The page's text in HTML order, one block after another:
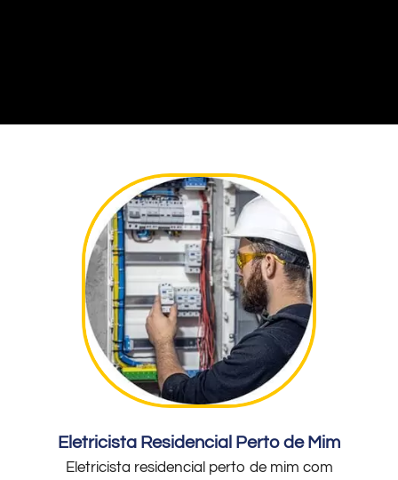
Eletricista Residencial Perto de Mim
Eletricista residencial perto de mim com